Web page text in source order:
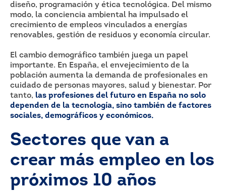
diseño, programación y ética tecnológica. Del mismo
modo, la conciencia ambiental ha impulsado el
crecimiento de empleos vinculados a energías
renovables, gestión de residuos y economía circular.
El cambio demográfico también juega un papel
importante. En España, el envejecimiento de la
población aumenta la demanda de profesionales en
cuidado de personas mayores, salud y bienestar. Por
tanto, las profesiones del futuro en España no solo
dependen de la tecnología, sino también de factores
sociales, demográficos y económicos.
Sectores que van a
crear más empleo en los
próximos 10 años